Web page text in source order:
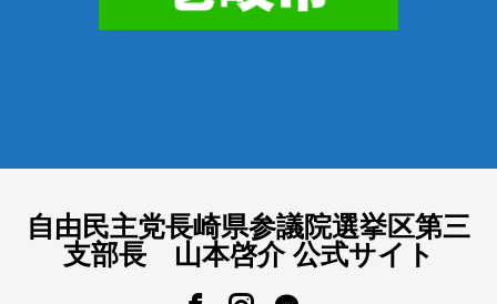
自由民主党長崎県参議院選挙区第三
支部長 山本啓介 公式サイト